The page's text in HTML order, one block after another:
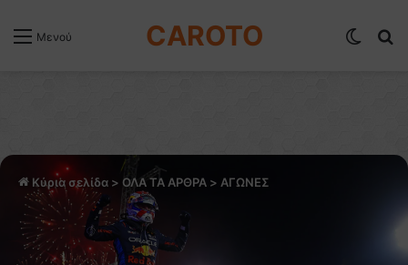
Μενού CAROTO
Κύρια σελίδα > ΟΛΑ ΤΑ ΑΡΘΡΑ > ΑΓΩΝΕΣ